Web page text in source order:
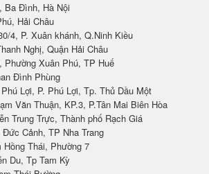
Ba Đình, Hà Nội
Hải Châu
4, P. Xuân khánh, Q.Ninh Kiều
Nghị, Quận Hải Châu
Phường Xuân Phú, TP Huế
Đình Phùng
Lợi, P. Phú Lợi, Tp. Thủ Dầu Một
Văn Thuận, KP.3, P.Tân Mai Biên Hòa
Trung Trực, Thành phố Rạch Giá
Đức Cảnh, TP Nha Trang
Hồng Thái, Phường 7
Du, Tp Tam Kỳ